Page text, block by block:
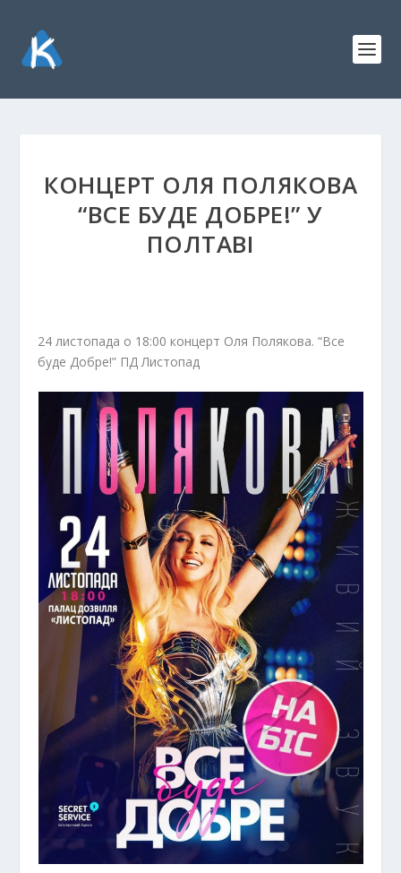
КОНЦЕРТ ОЛЯ ПОЛЯКОВА
“ВСЕ БУДЕ ДОБРЕ!” У
ПОЛТАВІ
24 листопада о 18:00 концерт Оля Полякова. “Все
буде Добре!” ПД Листопад